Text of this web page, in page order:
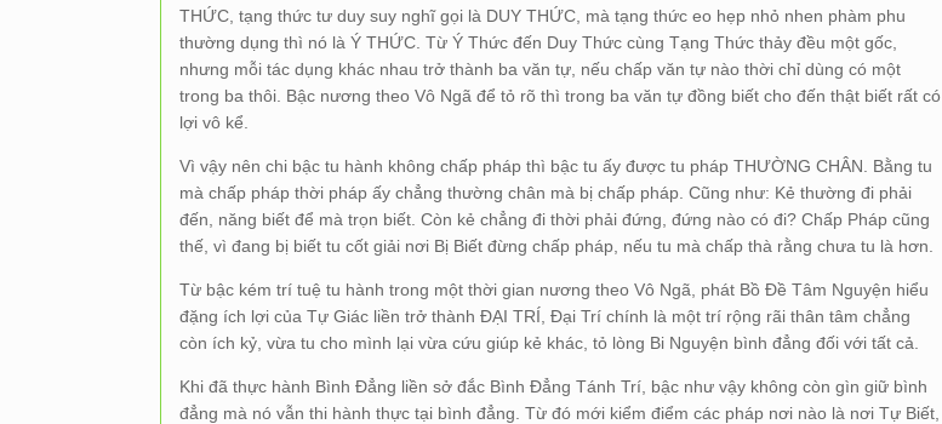
THỨC, tạng thức tư duy suy nghĩ gọi là DUY THỨC, mà tạng thức eo hẹp nhỏ nhen phàm phu
thường dụng thì nó là Ý THỨC. Từ Ý Thức đến Duy Thức cùng Tạng Thức thảy đều một gốc,
nhưng mỗi tác dụng khác nhau trở thành ba văn tự, nếu chấp văn tự nào thời chỉ dùng có một
trong ba thôi. Bậc nương theo Vô Ngã để tỏ rõ thì trong ba văn tự đồng biết cho đến thật biết rất có
lợi vô kể.
Vì vậy nên chi bậc tu hành không chấp pháp thì bậc tu ấy được tu pháp THƯỜNG CHÂN. Bằng tu
mà chấp pháp thời pháp ấy chẳng thường chân mà bị chấp pháp. Cũng như: Kẻ thường đi phải
đến, năng biết để mà trọn biết. Còn kẻ chẳng đi thời phải đứng, đứng nào có đi? Chấp Pháp cũng
thế, vì đang bị biết tu cốt giải nơi Bị Biết đừng chấp pháp, nếu tu mà chấp thà rằng chưa tu là hơn.
Từ bậc kém trí tuệ tu hành trong một thời gian nương theo Vô Ngã, phát Bồ Đề Tâm Nguyện hiểu
đặng ích lợi của Tự Giác liền trở thành ĐẠI TRÍ, Đại Trí chính là một trí rộng rãi thân tâm chẳng
còn ích kỷ, vừa tu cho mình lại vừa cứu giúp kẻ khác, tỏ lòng Bi Nguyện bình đẳng đối với tất cả.
Khi đã thực hành Bình Đẳng liền sở đắc Bình Đẳng Tánh Trí, bậc như vậy không còn gìn giữ bình
đẳng mà nó vẫn thi hành thực tại bình đẳng. Từ đó mới kiểm điểm các pháp nơi nào là nơi Tự Biết,